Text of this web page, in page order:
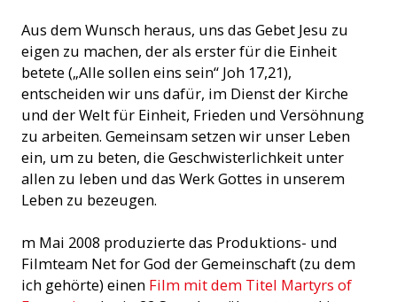
Aus dem Wunsch heraus, uns das Gebet Jesu zu
eigen zu machen, der als erster für die Einheit
betete („Alle sollen eins sein“ Joh 17,21),
entscheiden wir uns dafür, im Dienst der Kirche
und der Welt für Einheit, Frieden und Versöhnung
zu arbeiten. Gemeinsam setzen wir unser Leben
ein, um zu beten, die Geschwisterlichkeit unter
allen zu leben und das Werk Gottes in unserem
Leben zu bezeugen.
m Mai 2008 produzierte das Produktions- und
Filmteam Net for God der Gemeinschaft (zu dem
ich gehörte) einen Film mit dem Titel Martyrs of